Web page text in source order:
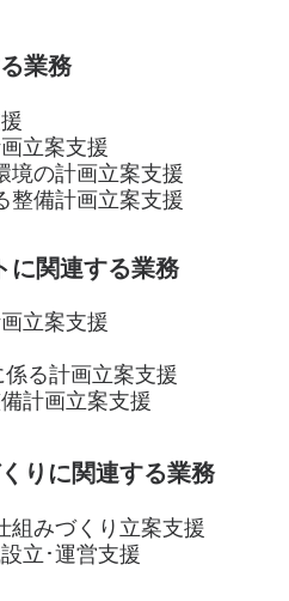
業務
立案支援
境の計画立案支援
整備計画立案支援
に関連する業務
立案支援
る計画立案支援
計画立案支援
りに関連する業務
組みづくり立案支援
立･運営支援